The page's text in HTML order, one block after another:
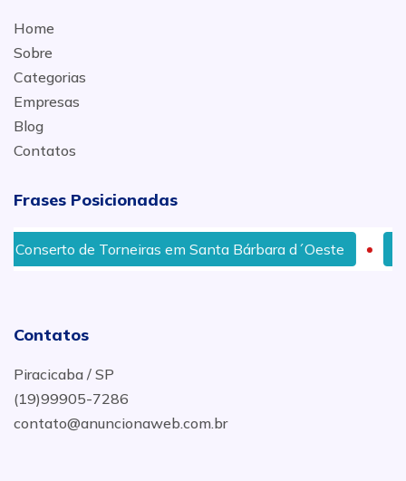
Home
Sobre
Categorias
Empresas
Blog
Contatos
Frases Posicionadas
Conserto de Torneiras em Santa Bárbara d´Oeste
Contatos
Piracicaba / SP
(19)99905-7286
contato@anuncionaweb.com.br